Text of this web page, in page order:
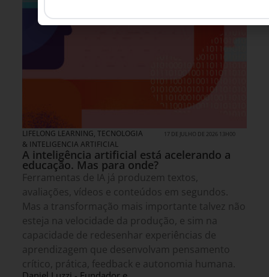
LIFELONG LEARNING, TECNOLOGIA
& INTELIGENCIA ARTIFICIAL
17 DE JULHO DE 2026 13H00
A inteligência artificial está acelerando a
educação. Mas para onde?
Ferramentas de IA já produzem textos,
avaliações, vídeos e conteúdos em segundos.
Mas a transformação mais importante talvez não
esteja na velocidade da produção, e sim na
capacidade de redesenhar experiências de
aprendizagem que desenvolvam pensamento
crítico, prática, feedback e autonomia humana.